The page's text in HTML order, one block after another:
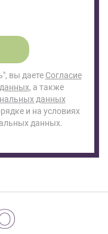
вы даете Согласие
, а также
данных
и на условиях
данных.